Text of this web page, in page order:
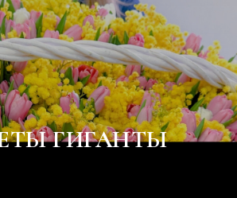
ГИГАНТЫ